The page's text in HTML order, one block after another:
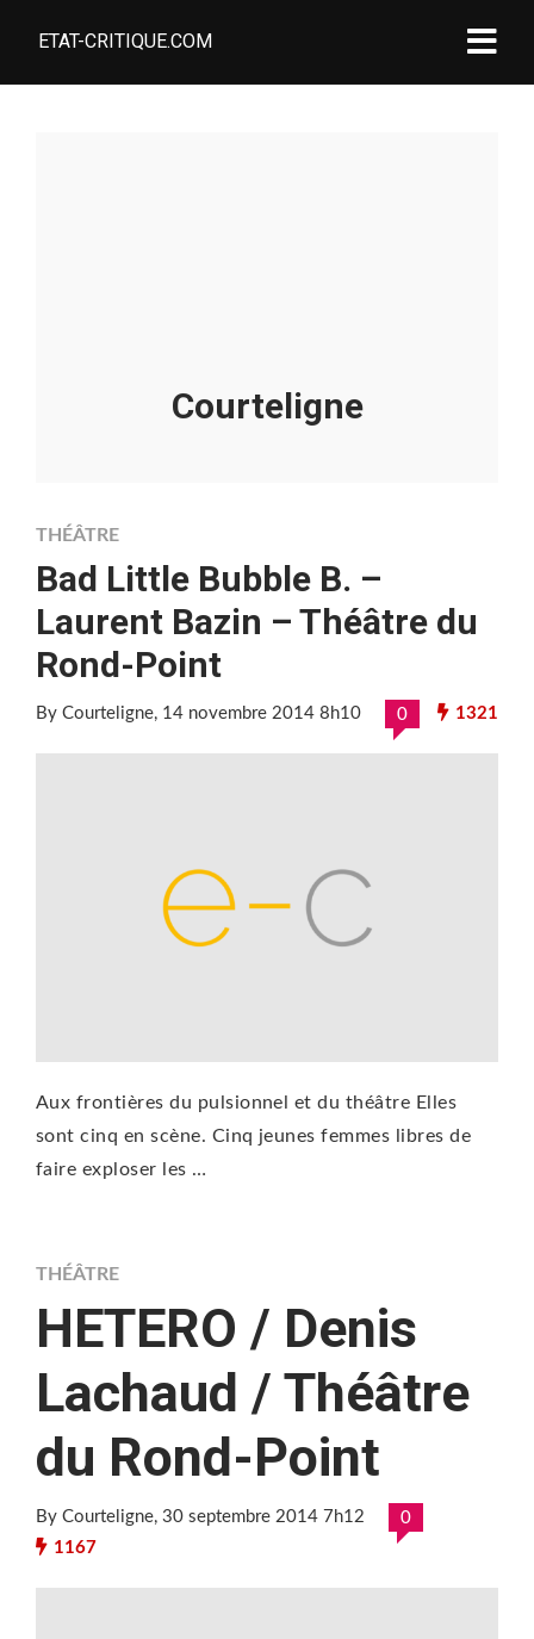
ETAT-CRITIQUE.COM
Courteligne
THÉÂTRE
Bad Little Bubble B. –
Laurent Bazin – Théâtre du
Rond-Point
By Courteligne, 14 novembre 2014 8h10 0 1321
Aux frontières du pulsionnel et du théâtre Elles
sont cinq en scène. Cinq jeunes femmes libres de
faire exploser les …
THÉÂTRE
HETERO / Denis
Lachaud / Théâtre
du Rond-Point
By Courteligne, 30 septembre 2014 7h12
0
1167